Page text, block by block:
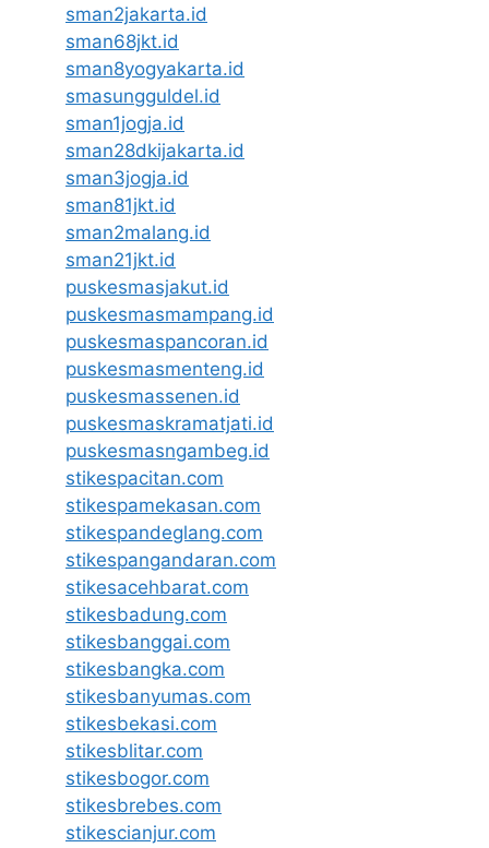
sman2jakarta.id
sman68jkt.id
sman8yogyakarta.id
smasungguldel.id
sman1jogja.id
sman28dkijakarta.id
sman3jogja.id
sman81jkt.id
sman2malang.id
sman21jkt.id
puskesmasjakut.id
puskesmasmampang.id
puskesmaspancoran.id
puskesmasmenteng.id
puskesmassenen.id
puskesmaskramatjati.id
puskesmasngambeg.id
stikespacitan.com
stikespamekasan.com
stikespandeglang.com
stikespangandaran.com
stikesacehbarat.com
stikesbadung.com
stikesbanggai.com
stikesbangka.com
stikesbanyumas.com
stikesbekasi.com
stikesblitar.com
stikesbogor.com
stikesbrebes.com
stikescianjur.com